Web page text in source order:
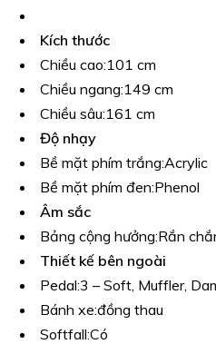
Kích thước
Chiều cao:101 cm
Chiều ngang:149 cm
Chiều sâu:161 cm
Độ nhạy
Bề mặt phím trắng:Acrylic
Bề mặt phím đen:Phenol
Âm sắc
Bảng cộng hưởng:Rắn
Thiết kế bên ngoài
Pedal:3 – Soft, Muffler,
Bánh xe:đồng thau
Softfall:Có